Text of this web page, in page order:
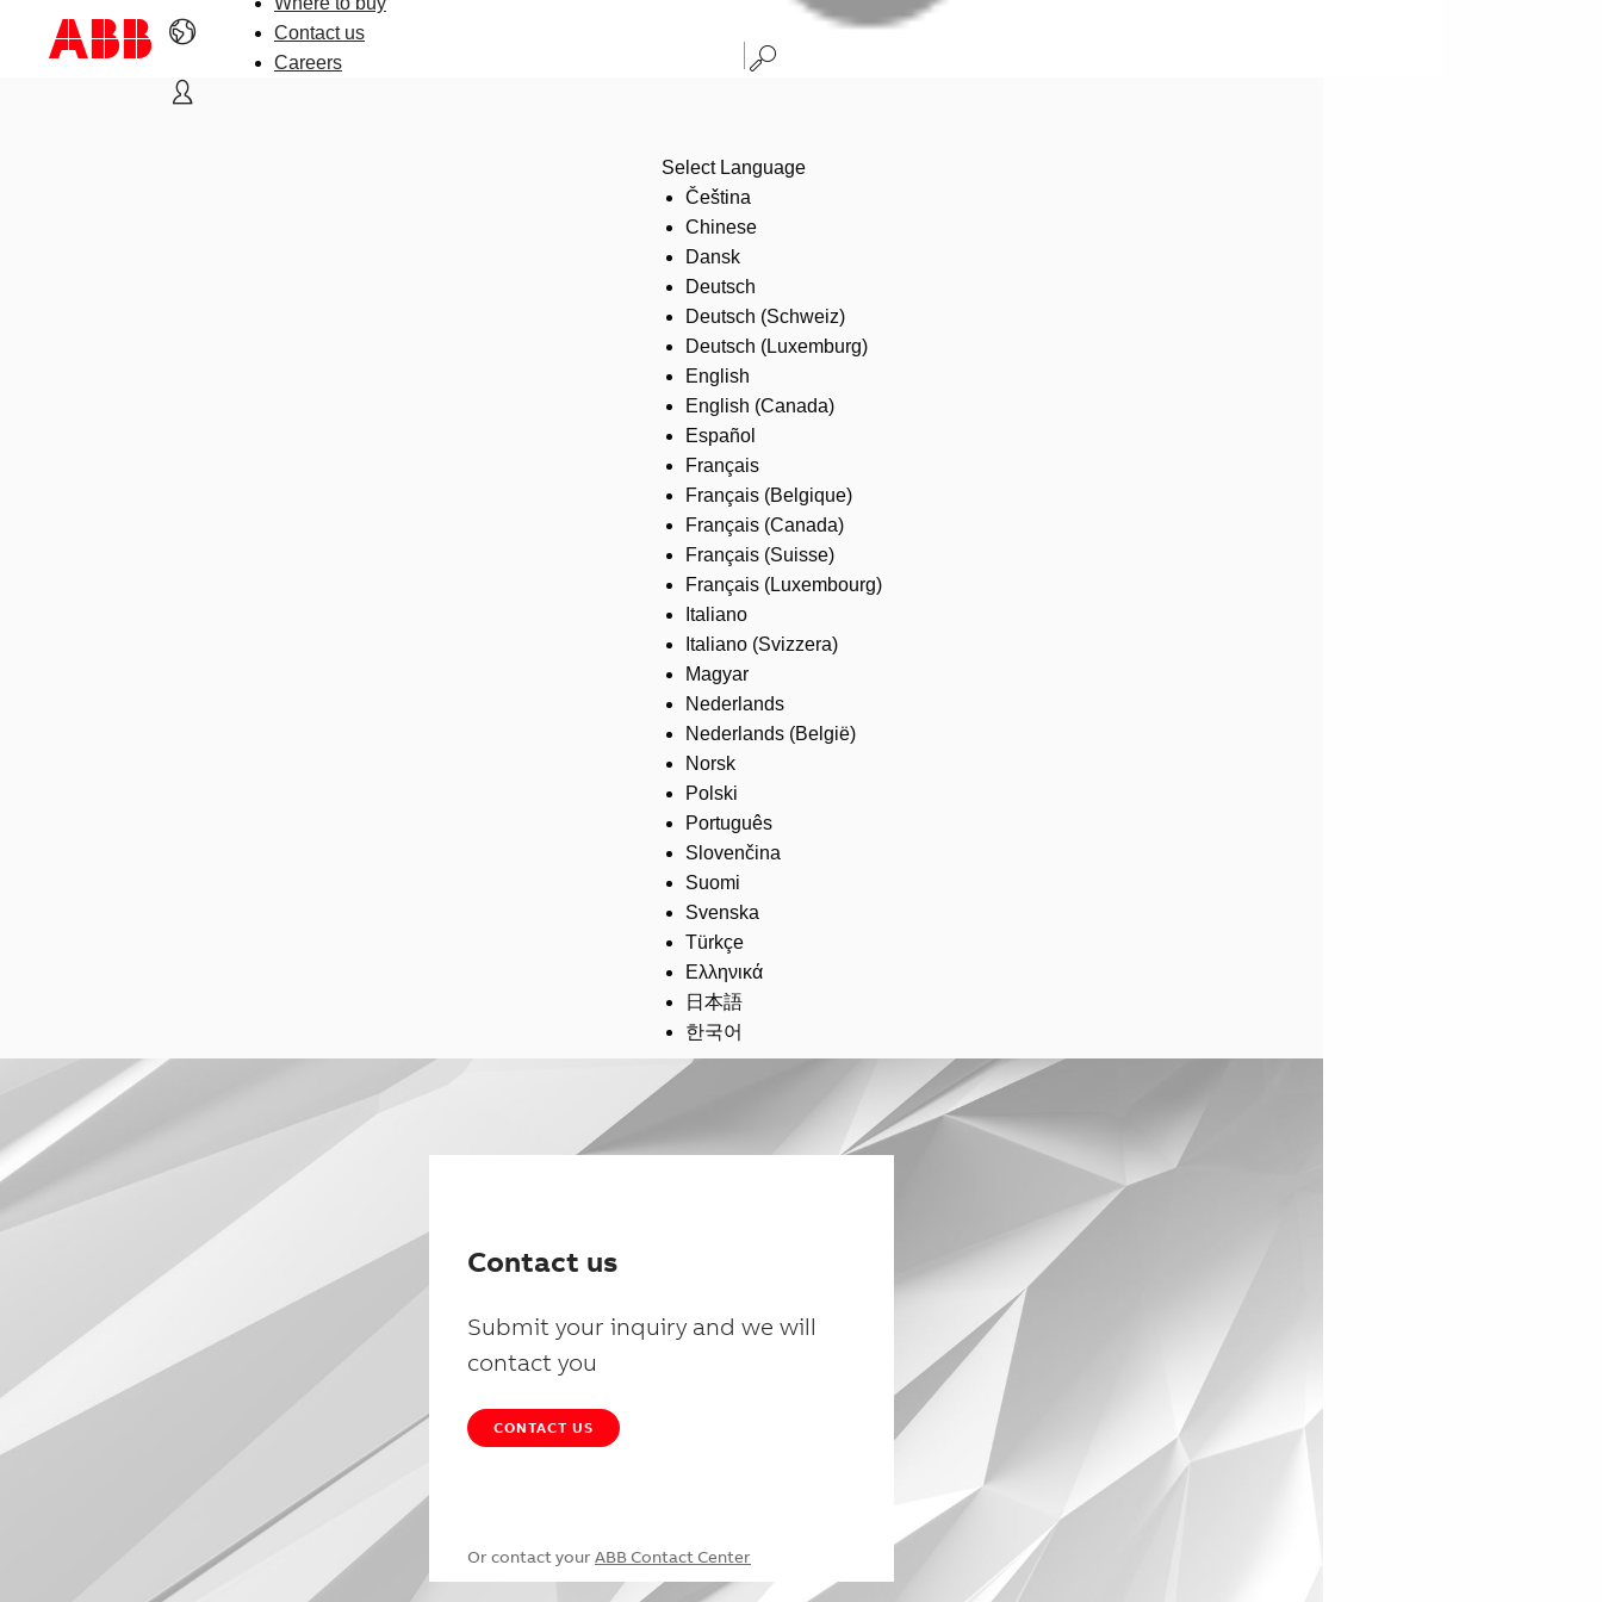
Contact us
Careers
Select Language
Čeština
Chinese
Dansk
Deutsch
Deutsch (Schweiz)
Deutsch (Luxemburg)
English
English (Canada)
Español
Français
Français (Belgique)
Français (Canada)
Français (Suisse)
Français (Luxembourg)
Italiano
Italiano (Svizzera)
Magyar
Nederlands
Nederlands (België)
Norsk
Polski
Português
Slovenčina
Suomi
Svenska
Türkçe
Ελληνικά
日本語
한국어
Contact us
Submit your inquiry and we will
contact you
CONTACT US
Or contact your ABB Contact Center